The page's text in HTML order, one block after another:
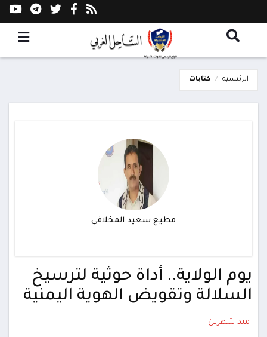
الرئيسية كتابات
مطيع سعيد المخلافي
يوم الولاية.. أداة حوثية لترسيخ
السلالة وتقويض الهوية اليمنية
منذ شهرين